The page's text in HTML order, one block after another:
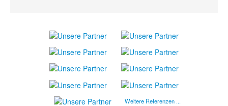
Weitere Referenzen ...